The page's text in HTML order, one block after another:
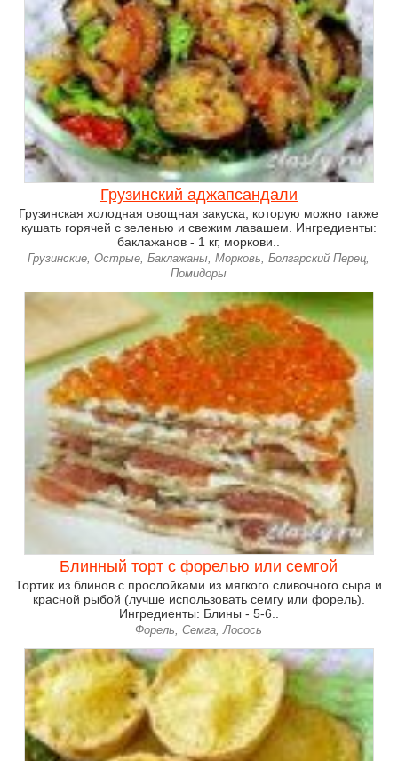
Грузинский аджапсандали
Грузинская холодная овощная закуска, которую можно также
кушать горячей с зеленью и свежим лавашем. Ингредиенты:
баклажанов - 1 кг, моркови..
Грузинские, Острые, Баклажаны, Морковь, Болгарский Перец,
Помидоры
Блинный торт с форелью или семгой
Тортик из блинов с прослойками из мягкого сливочного сыра и
красной рыбой (лучше использовать семгу или форель).
Ингредиенты: Блины - 5-6..
Форель, Семга, Лосось